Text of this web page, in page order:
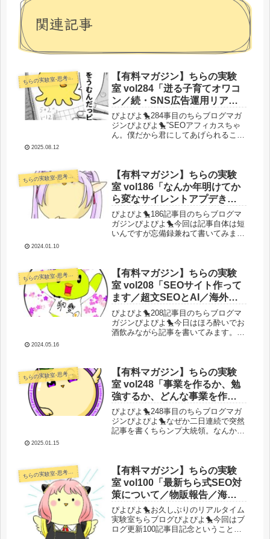
関連記事
ちらの実験室-思考・失敗談・リアルタイム実況等を発信します-
【有料マガジン】ちらの実験
室 vol284「迸る子育てオワコ
ン／続・SNS広告運用リアル
タイム報告／ついに始めたぜ
スパムツール開発」
ぴよぴよ🐤284事目のちらブログマガ
ジンぴよぴよ🐤”SEOアフィカスちゃ
ん。僕だから君にしてあげられるこ
までいなくなったら・・・””SEO...
2025.08.12
ちらの実験室-思考・失敗談・リアルタイム実況等を発信します-
【有料マガジン】ちらの実験
室 vol186「なんか年明けてか
ら変なサイレントアプデきて
ない？前から？これは・・・
何だこれ・・・忘備録」
ぴよぴよ🐤186記事目のちらブログマ
ガジンぴよぴよ🐤今回は記事自体は短
いんですが忘備録兼ねて書いてみま
表示したものとは？10,11月アプデ...
2024.01.10
ちらの実験室-思考・失敗談・リアルタイム実況等を発信します-
【有料マガジン】ちらの実験
室 vol208「SEOサイト作って
ます／超文SEOとAI／海外事
業ちょこちょこ準備中／ここ
から2か月くらいのSEOやるこ
と展望」
ぴよぴよ🐤208記事目のちらブログマ
ガジンぴよぴよ🐤今日はほろ酔いでお
酒飲みながら記事を書いてみます。滝
SEOサイト新しく作ってまーす先月...
2024.05.16
ちらの実験室-思考・失敗談・リアルタイム実況等を発信します-
【有料マガジン】ちらの実験
室 vol248「事業を作るか、勉
強するか、どんな事業を作る
かの意思決定についてソフト
ウェア開発や金融投資のアナ
ロジーで色々考えてみた」
ぴよぴよ🐤248事目のちらブログマガ
ジンぴよぴよ🐤なぜか二日連続で突然
記事を書くちらンプ大統領。なんか昨
つもだろって(; ･`д･´)そう...
2025.01.15
ちらの実験室-思考・失敗談・リアルタイム実況等を発信します-
【有料マガジン】ちらの実験
室 vol100「最新ちら式SEO対
策について／物販報告／海外
メディア報告／100記事書いた
ら月収100万」
ぴよぴよ🐤お久しぶりのリアルタイム
実験室ちらブログぴよぴよ🐤今回はブ
ログ更新100記事目記念ということも